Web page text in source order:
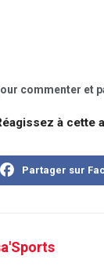
commenter et
à cette
Partager sur